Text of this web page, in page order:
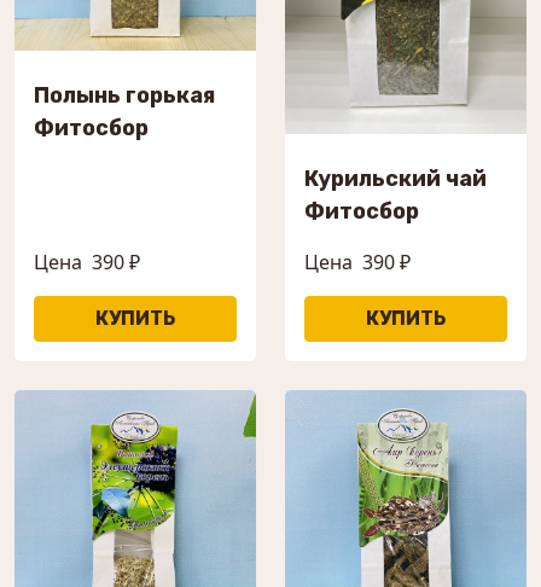
Полынь горькая
Фитосбор
Цена 390 ₽
Курильский чай
Фитосбор
Цена 390 ₽